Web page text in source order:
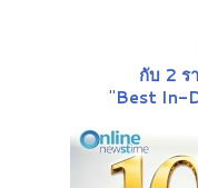
กับ 2 ร
"Best In-